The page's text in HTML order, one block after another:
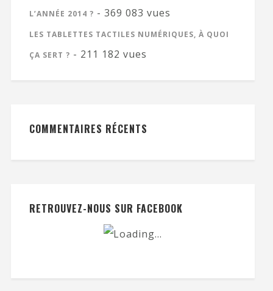
L’ANNÉE 2014 ? - 369 083 vues
LES TABLETTES TACTILES NUMÉRIQUES, À QUOI
ÇA SERT ? - 211 182 vues
COMMENTAIRES RÉCENTS
RETROUVEZ-NOUS SUR FACEBOOK